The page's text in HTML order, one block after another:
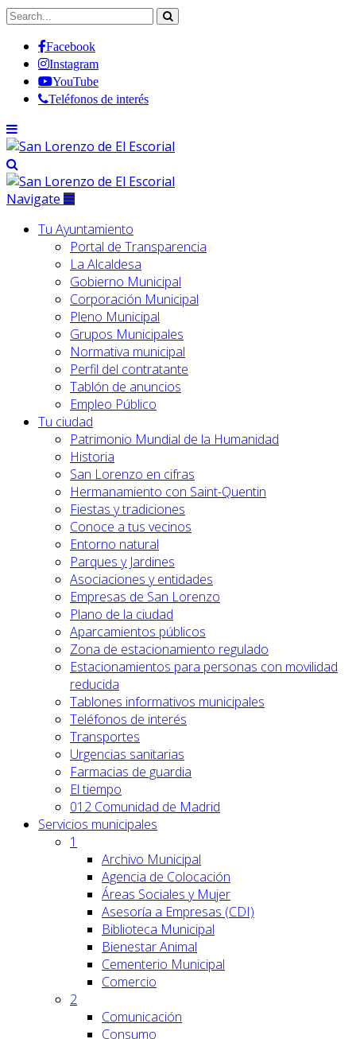
Facebook
Instagram
YouTube
Teléfonos de interés
Navigate
Tu Ayuntamiento
Portal de Transparencia
La Alcaldesa
Gobierno Municipal
Corporación Municipal
Pleno Municipal
Grupos Municipales
Normativa municipal
Perfil del contratante
Tablón de anuncios
Empleo Público
Tu ciudad
Patrimonio Mundial de la Humanidad
Historia
San Lorenzo en cifras
Hermanamiento con Saint-Quentin
Fiestas y tradiciones
Conoce a tus vecinos
Entorno natural
Parques y Jardines
Asociaciones y entidades
Empresas de San Lorenzo
Plano de la ciudad
Aparcamientos públicos
Zona de estacionamiento regulado
Estacionamientos para personas con movilidad
reducida
Tablones informativos municipales
Teléfonos de interés
Transportes
Urgencias sanitarias
Farmacias de guardia
El tiempo
012 Comunidad de Madrid
Servicios municipales
1
Archivo Municipal
Agencia de Colocación
Áreas Sociales y Mujer
Asesoría a Empresas (CDI)
Biblioteca Municipal
Bienestar Animal
Cementerio Municipal
Comercio
2
Comunicación
Consumo